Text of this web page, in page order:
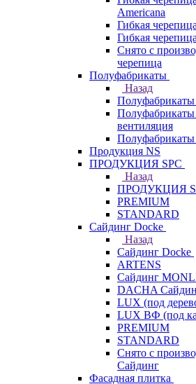
Americana
Гибкая
Гибкая
Снято с
черепица
Полуфабрикаты
Назад
Полуфабрикаты
Полуфабрикаты
вентиляция
Полуфабрикаты
Продукция NS
ПРОДУКЦИЯ SPC
Назад
ПРОДУКЦИЯ
PREMIUM
STANDARD
Сайдинг Docke
Назад
Сайдинг Docke
ARTENS
Cайдинг
DACHA
LUX (под
LUX ВФ (под
PREMIUM
STANDARD
Снято с
Сайдинг
Фасадная плитка